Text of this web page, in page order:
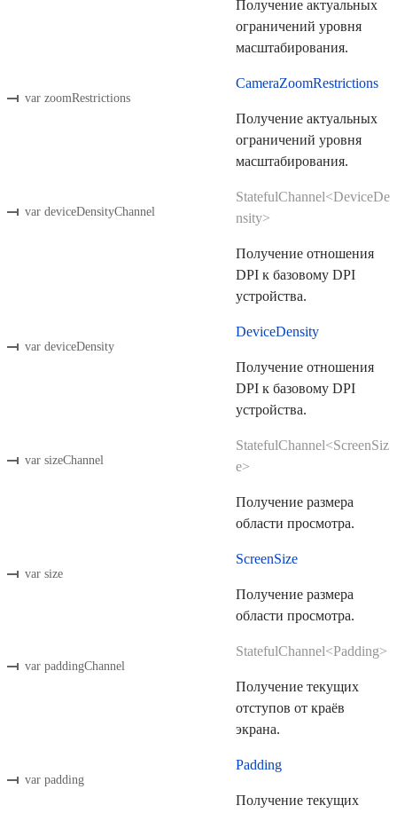
Получение актуальных
ограничений уровня
масштабирования.
var zoomRestrictions
CameraZoomRestrictions
Получение актуальных
ограничений уровня
масштабирования.
var deviceDensityChannel
StatefulChannel<DeviceDe
nsity>
Получение отношения
DPI к базовому DPI
устройства.
var deviceDensity
DeviceDensity
Получение отношения
DPI к базовому DPI
устройства.
var sizeChannel
StatefulChannel<ScreenSiz
e>
Получение размера
области просмотра.
var size
ScreenSize
Получение размера
области просмотра.
var paddingChannel
StatefulChannel<Padding>
Получение текущих
отступов от краёв
экрана.
var padding
Padding
Получение текущих